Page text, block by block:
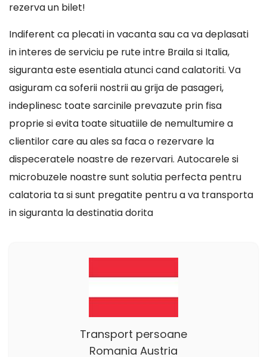
rezerva un bilet!
Indiferent ca plecati in vacanta sau ca va deplasati
in interes de serviciu pe rute intre Braila si Italia,
siguranta este esentiala atunci cand calatoriti. Va
asiguram ca soferii nostrii au grija de pasageri,
indeplinesc toate sarcinile prevazute prin fisa
proprie si evita toate situatiile de nemultumire a
clientilor care au ales sa faca o rezervare la
dispeceratele noastre de rezervari. Autocarele si
microbuzele noastre sunt solutia perfecta pentru
calatoria ta si sunt pregatite pentru a va transporta
in siguranta la destinatia dorita
Transport persoane
Romania Austria